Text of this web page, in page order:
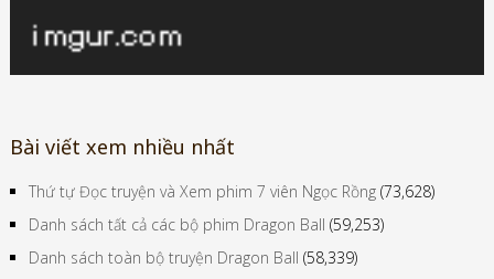
Bài viết xem nhiều nhất
Thứ tự Đọc truyện và Xem phim 7 viên Ngọc Rồng (73,628)
Danh sách tất cả các bộ phim Dragon Ball (59,253)
Danh sách toàn bộ truyện Dragon Ball (58,339)